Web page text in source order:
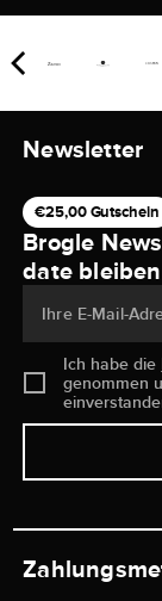
Newsletter
€25,00 Gutschein
Brogle
date
Ihre E-Mail-
Ich habe die
genommen